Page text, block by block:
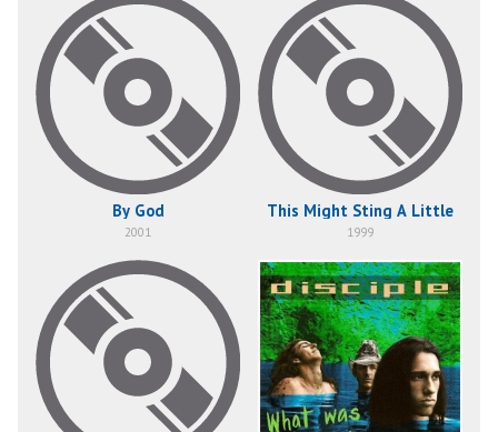
By God
2001
This Might Sting A Little
1999